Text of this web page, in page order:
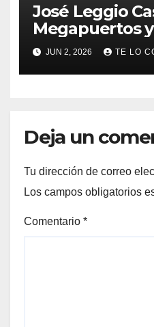
José Leggio
Megapuertos
el turismo y el
global
JUN 2, 2026 TE LO
Deja un
Tu dirección de correo
Los campos obligatorios
Comentario *